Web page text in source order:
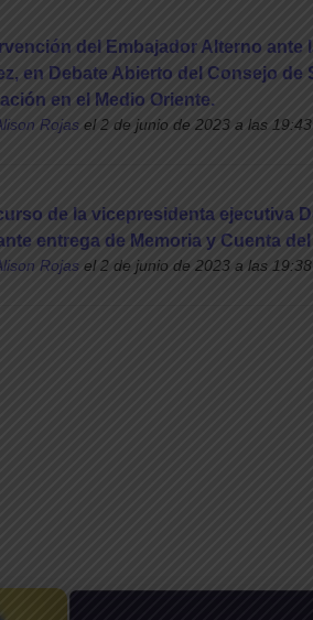
del Embajador Alterno ante
en Debate Abierto del Consejo de
en el Medio Oriente.
Rojas el 2 de junio de 2023 a las 19:43
de la vicepresidenta ejecutiva
entrega de Memoria y Cuenta
Rojas el 2 de junio de 2023 a las 19:38